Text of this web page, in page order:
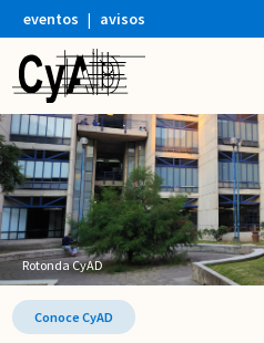
eventos | avisos
Rotonda CyAD
Conoce CyAD